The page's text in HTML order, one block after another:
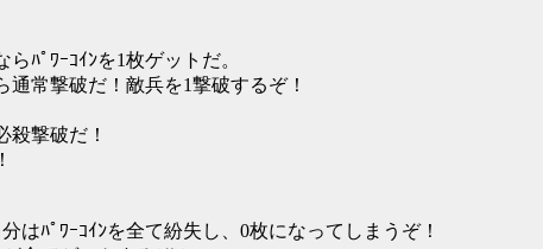
ﾊﾟﾜｰｺｲﾝを1枚ゲットだ。
常撃破だ！敵兵を1撃破するぞ！
殺撃破だ！
はﾊﾟﾜｰｺｲﾝを全て紛失し、0枚になってしまうぞ！